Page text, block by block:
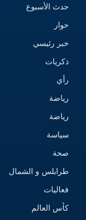
حدث الأسبوع
حوار
خبر رئيسي
ذكريات
رأي
رياضة
رياضة
سياسة
صحة
طرابلس و الشمال
فعاليات
كأس العالم